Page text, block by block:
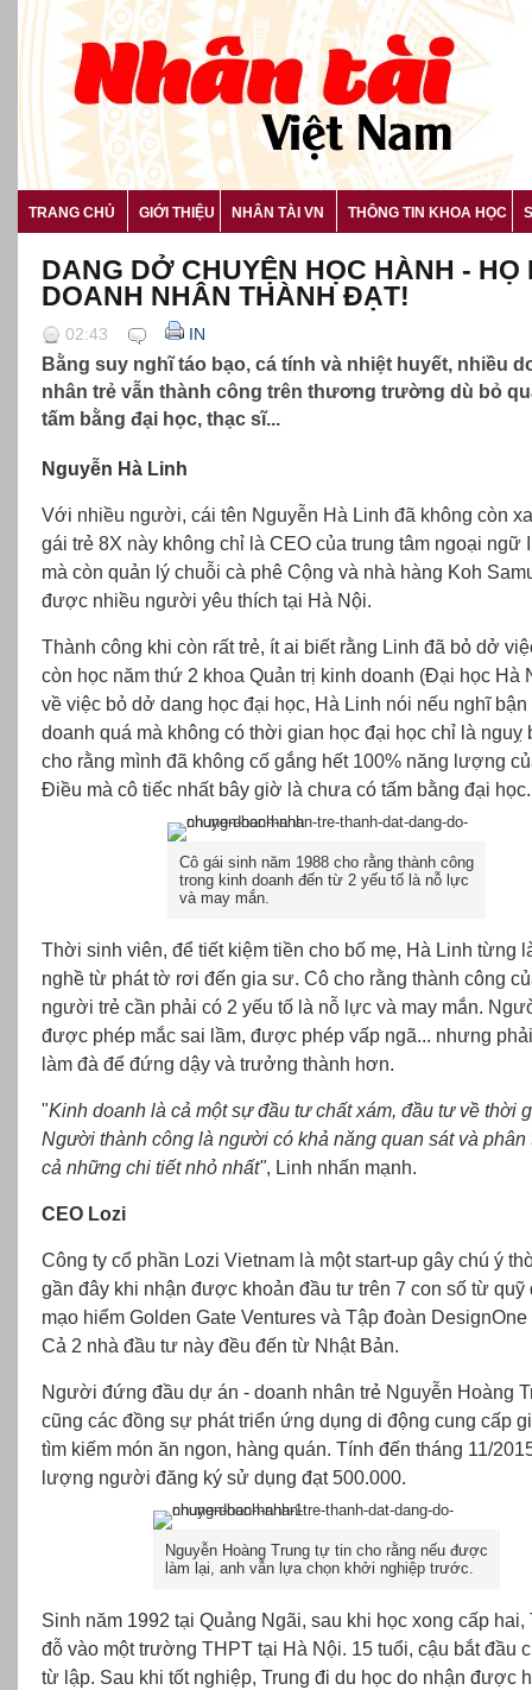
TRANG CHỦ GIỚI THIỆU NHÂN TÀI VN THÔNG TIN KHOA HỌC
DANG DỞ CHUYỆN HỌC HÀNH - HỌ
DOANH NHÂN THÀNH ĐẠT!
02:43 IN
Bằng suy nghĩ táo bạo, cá tính và nhiệt huyết, nhiều
nhân trẻ vẫn thành công trên thương trường dù bỏ
tấm bằng đại học, thạc sĩ...
Nguyễn Hà Linh
Với nhiều người, cái tên Nguyễn Hà Linh đã không còn
gái trẻ 8X này không chỉ là CEO của trung tâm ngoại ngữ
mà còn quản lý chuỗi cà phê Cộng và nhà hàng Koh
được nhiều người yêu thích tại Hà Nội.
Thành công khi còn rất trẻ, ít ai biết rằng Linh đã bỏ dở
còn học năm thứ 2 khoa Quản trị kinh doanh (Đại học Hà
về việc bỏ dở dang học đại học, Hà Linh nói nếu nghĩ bận
doanh quá mà không có thời gian học đại học chỉ là nguỵ
cho rằng mình đã không cố gắng hết 100% năng lượng
Điều mà cô tiếc nhất bây giờ là chưa có tấm bằng đại học.
Cô gái sinh năm 1988 cho rằng thành công
trong kinh doanh đến từ 2 yếu tố là nỗ lực
và may mắn.
Thời sinh viên, để tiết kiệm tiền cho bố mẹ, Hà Linh từng
nghề từ phát tờ rơi đến gia sư. Cô cho rằng thành công
người trẻ cần phải có 2 yếu tố là nỗ lực và may mắn.
được phép mắc sai lầm, được phép vấp ngã... nhưng
làm đà để đứng dậy và trưởng thành hơn.
"Kinh doanh là cả một sự đầu tư chất xám, đầu tư về thời
Người thành công là người có khả năng quan sát và phân
cả những chi tiết nhỏ nhất", Linh nhấn mạnh.
CEO Lozi
Công ty cổ phần Lozi Vietnam là một start-up gây chú ý
gần đây khi nhận được khoản đầu tư trên 7 con số từ quỹ
mạo hiểm Golden Gate Ventures và Tập đoàn DesignOne
Cả 2 nhà đầu tư này đều đến từ Nhật Bản.
Người đứng đầu dự án - doanh nhân trẻ Nguyễn Hoàng
cũng các đồng sự phát triển ứng dụng di động cung cấp
tìm kiếm món ăn ngon, hàng quán. Tính đến tháng 11/
lượng người đăng ký sử dụng đạt 500.000.
Nguyễn Hoàng Trung tự tin cho rằng nếu được
làm lại, anh vẫn lựa chọn khởi nghiệp trước.
Sinh năm 1992 tại Quảng Ngãi, sau khi học xong cấp hai,
đỗ vào một trường THPT tại Hà Nội. 15 tuổi, cậu bắt đầu
từ lập. Sau khi tốt nghiệp, Trung đi du học do nhận được